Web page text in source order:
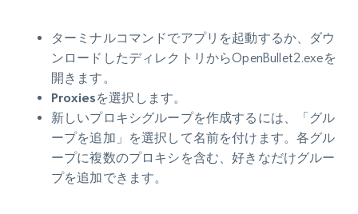
ターミナルコマンドでアプリを起動するか、ダウ
ンロードしたディレクトリからOpenBullet2.exeを
開きます。
Proxiesを選択します。
新しいプロキシグループを作成するには、「グル
ープを追加」を選択して名前を付けます。各グル
ープに複数のプロキシを含む、好きなだけグルー
プを追加できます。